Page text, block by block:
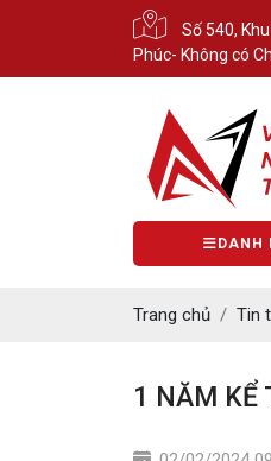
Số 540,
Phúc- Không có
DANH
Trang chủ Tin
1 NĂM KỂ